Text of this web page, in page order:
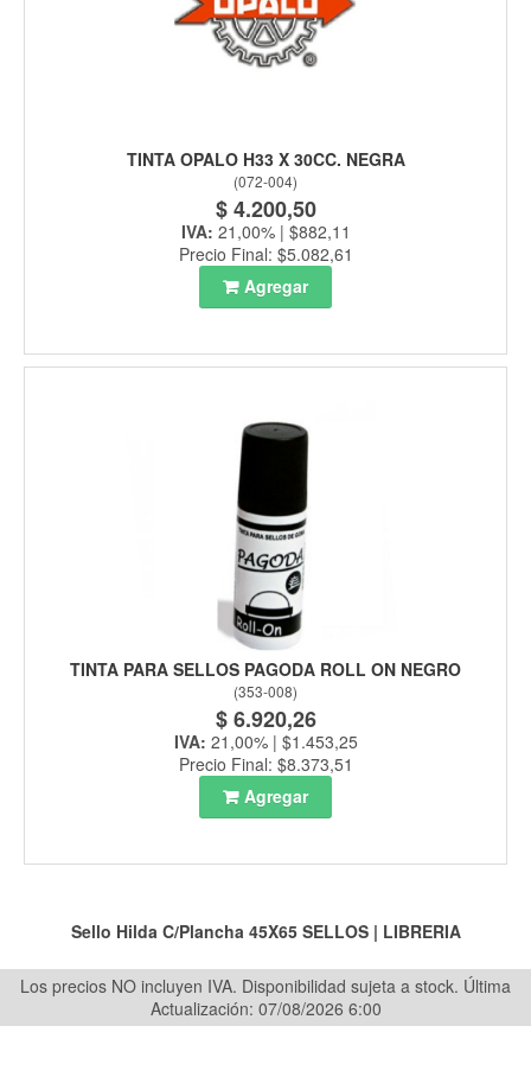
TINTA OPALO H33 X 30CC. NEGRA
(072-004)
$ 4.200,50
IVA: 21,00% | $882,11
Precio Final: $5.082,61
Agregar
TINTA PARA SELLOS PAGODA ROLL ON NEGRO
(353-008)
$ 6.920,26
IVA: 21,00% | $1.453,25
Precio Final: $8.373,51
Agregar
Sello Hilda C/Plancha 45X65 SELLOS| LIBRERIA
Los precios NO incluyen IVA. Disponibilidad sujeta a stock. Última
Actualización: 07/08/2026 6:00